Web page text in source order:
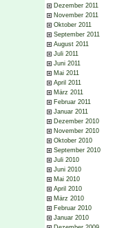
Dezember 2011
November 2011
Oktober 2011
September 2011
August 2011
Juli 2011
Juni 2011
Mai 2011
April 2011
März 2011
Februar 2011
Januar 2011
Dezember 2010
November 2010
Oktober 2010
September 2010
Juli 2010
Juni 2010
Mai 2010
April 2010
März 2010
Februar 2010
Januar 2010